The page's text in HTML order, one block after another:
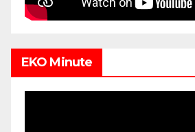
EKO Minute